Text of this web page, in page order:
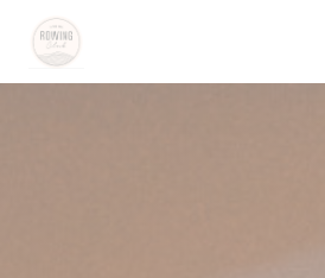
Panel pro správu cookies